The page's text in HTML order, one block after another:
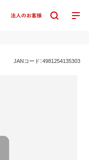
JANコード：4981254135303